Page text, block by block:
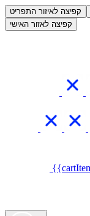
קפיצה לאיזור התפריט
קפיצה לאזור האישי